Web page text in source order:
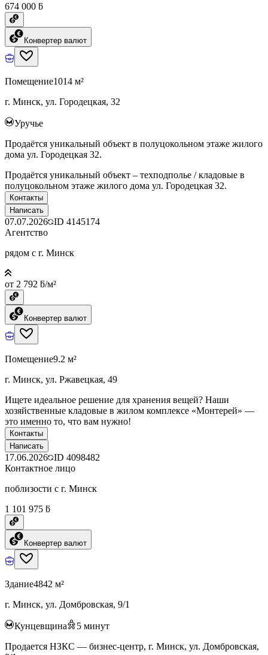
674 000 ƃ
Конвертер валют
Помещение1014 м²
г. Минск, ул. Городецкая, 32
Уручье
Продаётся уникальный объект в полуцокольном этаже жилого
дома ул. Городецкая 32.
Продаётся уникальный объект – техподполье / кладовые в
полуцокольном этаже жилого дома ул. Городецкая 32.
Контакты
Написать
07.07.2026 ID 4145174
Агентство
рядом с г. Минск
от 2 792 ƃ/м²
Конвертер валют
Помещение9.2 м²
г. Минск, ул. Ржавецкая, 49
Ищете идеальное решение для хранения вещей? Наши
хозяйственные кладовые в жилом комплексе «Монтерей» —
это именно то, что вам нужно!
Контакты
Написать
17.06.2026 ID 4098482
Контактное лицо
поблизости с г. Минск
1 101 975 ƃ
Конвертер валют
Здание4842 м²
г. Минск, ул. Домбровская, 9/1
Кунцевщина 5 минут
Продается НЗКС — бизнес-центр, г. Минск, ул. Домбровская,